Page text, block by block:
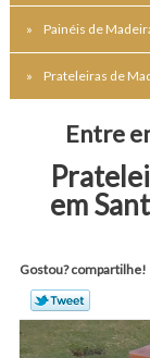
Painéis de
Prateleiras de
Entre
em
Gostou? compartilhe!